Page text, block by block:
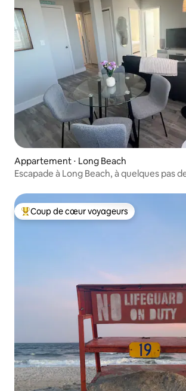
Appartement ⋅ Long Beach
Escapade à Long Beach, à quelques pas
Coups de cœur voyageurs les plus
Coup de cœur voyageurs